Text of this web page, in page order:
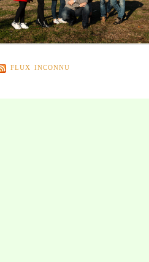
FLUX INCONNU